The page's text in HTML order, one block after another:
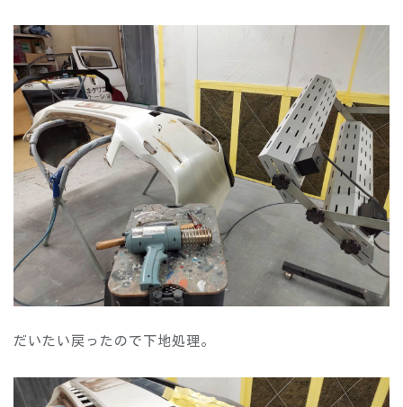
だいたい戻ったので下地処理。